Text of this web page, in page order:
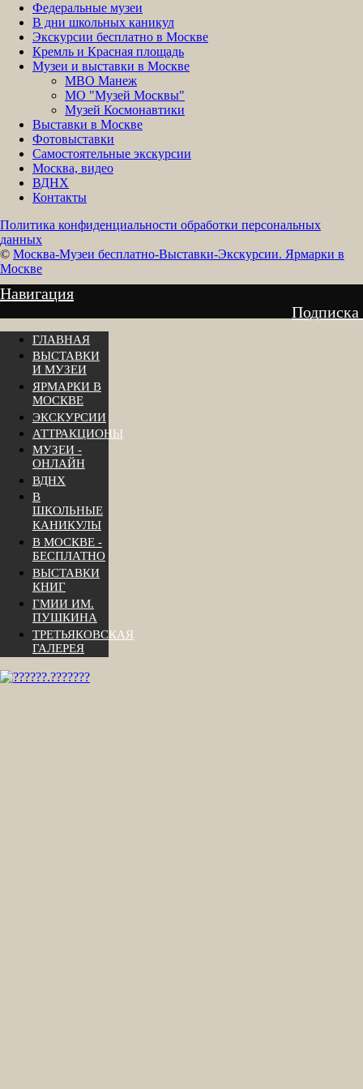
Федеральные музеи
В дни школьных каникул
Экскурсии бесплатно в Москве
Кремль и Красная площадь
Музеи и выставки в Москве
МВО Манеж
МО "Музей Москвы"
Музей Космонавтики
Выставки в Москве
Фотовыставки
Самостоятельные экскурсии
Москва, видео
ВДНХ
Контакты
Политика конфиденциальности обработки персональных
данных
© Москва-Музеи бесплатно-Выставки-Экскурсии. Ярмарки в
Москве
Навигация
Подписка
ГЛАВНАЯ
ВЫСТАВКИ
И МУЗЕИ
ЯРМАРКИ В
МОСКВЕ
ЭКСКУРСИИ
АТТРАКЦИОНЫ
МУЗЕИ -
ОНЛАЙН
ВДНХ
В
ШКОЛЬНЫЕ
КАНИКУЛЫ
В МОСКВЕ -
БЕСПЛАТНО
ВЫСТАВКИ
КНИГ
ГМИИ ИМ.
ПУШКИНА
ТРЕТЬЯКОВСКАЯ
ГАЛЕРЕЯ